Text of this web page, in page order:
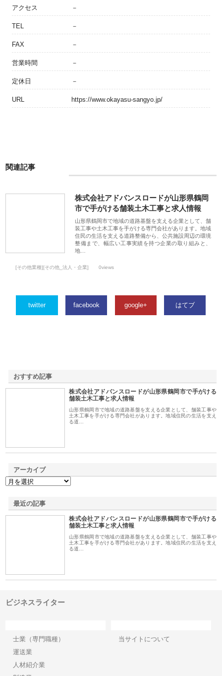
アクセス －
TEL －
FAX －
営業時間 －
定休日 －
URL https://www.okayasu-sangyo.jp/
関連記事
株式会社アドバンスロードが山形県鶴岡
市で手がける舗装土木工事と求人情報
山形県鶴岡市で地域の道路基盤を支える企業として、舗
装工事や土木工事を手がける専門会社があります。地域
住民の生活を支える道路整備から、公共施設周辺の環境
整備まで、幅広い工事実績を持つ企業の取り組みと、
地…
[その他業種][その他_法人・企業] 0views
twitter facebook google+ はてブ
おすすめ記事
株式会社アドバンスロードが山形県鶴岡市で手がける
舗装土木工事と求人情報
山形県鶴岡市で地域の道路基盤を支える企業として、舗装工事や
土木工事を手がける専門会社があります。地域住民の生活を支え
る道…
アーカイブ
最近の記事
株式会社アドバンスロードが山形県鶴岡市で手がける
舗装土木工事と求人情報
山形県鶴岡市で地域の道路基盤を支える企業として、舗装工事や
土木工事を手がける専門会社があります。地域住民の生活を支え
る道…
ビジネスライター
士業（専門職種）
運送業
人材紹介業
当サイトについて